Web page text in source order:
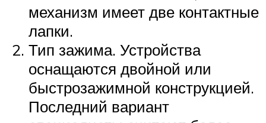
механизм имеет две контактные
лапки.
Тип зажима. Устройства
оснащаются двойной или
быстрозажимной конструкцией.
Последний вариант